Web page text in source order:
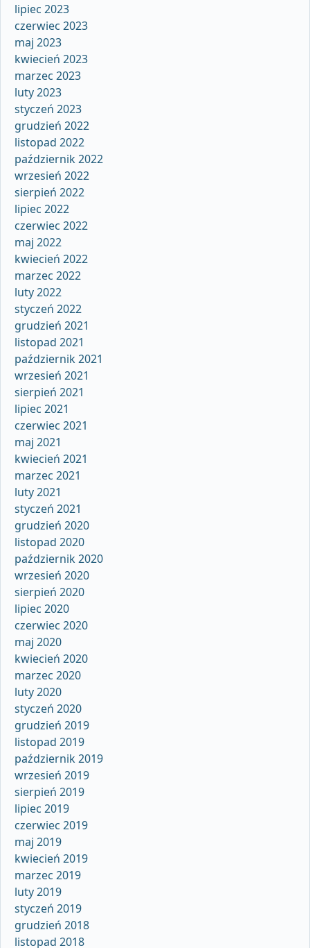
lipiec 2023
czerwiec 2023
maj 2023
kwiecień 2023
marzec 2023
luty 2023
styczeń 2023
grudzień 2022
listopad 2022
październik 2022
wrzesień 2022
sierpień 2022
lipiec 2022
czerwiec 2022
maj 2022
kwiecień 2022
marzec 2022
luty 2022
styczeń 2022
grudzień 2021
listopad 2021
październik 2021
wrzesień 2021
sierpień 2021
lipiec 2021
czerwiec 2021
maj 2021
kwiecień 2021
marzec 2021
luty 2021
styczeń 2021
grudzień 2020
listopad 2020
październik 2020
wrzesień 2020
sierpień 2020
lipiec 2020
czerwiec 2020
maj 2020
kwiecień 2020
marzec 2020
luty 2020
styczeń 2020
grudzień 2019
listopad 2019
październik 2019
wrzesień 2019
sierpień 2019
lipiec 2019
czerwiec 2019
maj 2019
kwiecień 2019
marzec 2019
luty 2019
styczeń 2019
grudzień 2018
listopad 2018